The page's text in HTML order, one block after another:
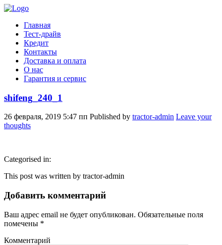
Главная
Тест-драйв
Кредит
Контакты
Доставка и оплата
О нас
Гарантия и сервис
shifeng_240_1
26 февраля, 2019 5:47 пп Published by tractor-admin Leave your
thoughts
Categorised in:
This post was written by tractor-admin
Добавить комментарий
Ваш адрес email не будет опубликован. Обязательные поля
помечены *
Комментарий